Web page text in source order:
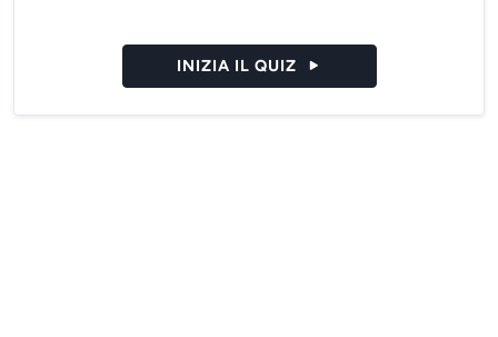
INIZIA IL QUIZ